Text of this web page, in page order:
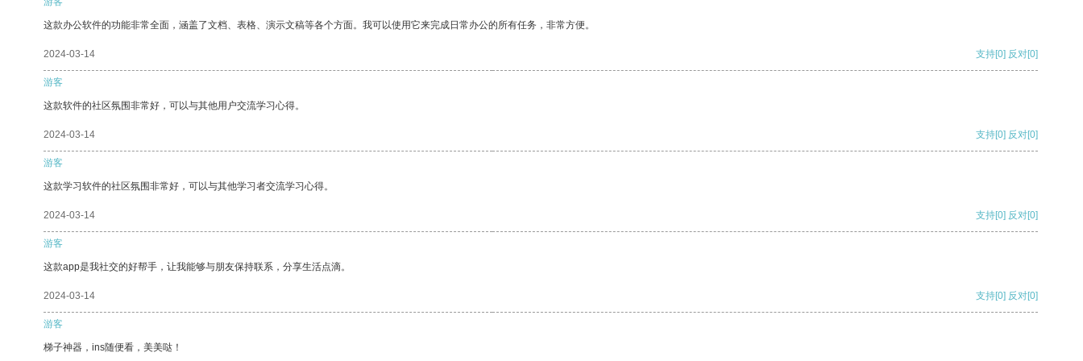
这款办公软件的功能非常全面，涵盖了文档、表格、演示文稿等各个方面。我可以使用它来完成日常办公的所有任务，非常方便。
2024-03-14 支持[0] 反对[0]
游客
这款软件的社区氛围非常好，可以与其他用户交流学习心得。
2024-03-14 支持[0] 反对[0]
游客
这款学习软件的社区氛围非常好，可以与其他学习者交流学习心得。
2024-03-14 支持[0] 反对[0]
游客
这款app是我社交的好帮手，让我能够与朋友保持联系，分享生活点滴。
2024-03-14 支持[0] 反对[0]
游客
梯子神器，ins随便看，美美哒！